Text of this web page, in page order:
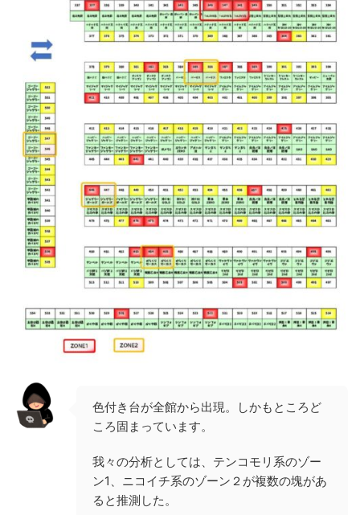
色付き台が全館から出現。しかもところど
ころ固まっています。
我々の分析としては、テンコモリ系のゾー
ン1、ニコイチ系のゾーン２が複数の塊があ
ると推測した。